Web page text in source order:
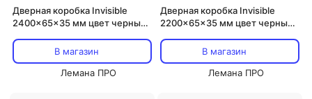
Дверная коробка Invisible
2400x65x35 мм цвет черный
В магазин
Лемана ПРО
Дверная коробка Invisible
2200x65x35 мм цвет черный
В магазин
Лемана ПРО